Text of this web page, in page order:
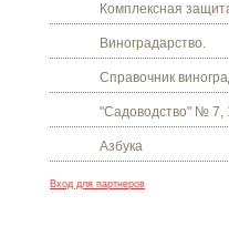
Комплексная
Виноградарство.
Справочник
"Садоводство" № 7,
Азбука
Вход для партнеров